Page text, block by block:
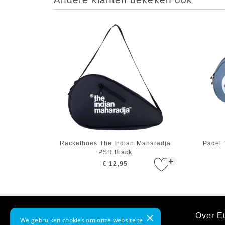
+
Rackethoes The Indian Maharadja
PSR Black
€ 12,95
Padel
Klantenservice Over
×
We gebruiken cookies om onze website te